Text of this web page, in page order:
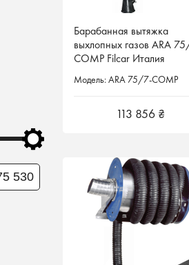
Барабанная вытяжка
выхлопных газов ARA
COMP Filcar Италия
Модель: ARA 75/7-COMP
113 856 ₴
Барабанная вытяжка
выхлопных газов ARA
COMP Filcar Италия
Модель: ARA 75/7-COMP
113 856 ₴